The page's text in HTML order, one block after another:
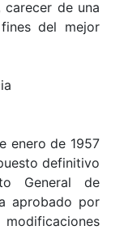
carecer de una
del mejor
enero de 1957
definitivo
General de
aprobado por